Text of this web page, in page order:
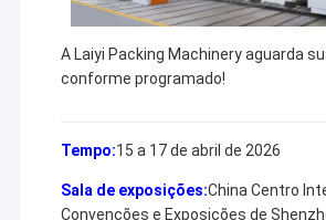
Produtos
Sobre nós
A Laiyi Packing Machinery aguarda
conforme programado!
Tempo:15 a 17 de abril de 2026
Sala de exposições:China Centro
Convenções e Exposições de
A Jiangsu Laiyi Packing Machinery Co.,
2007 e mudou-se para o distrito de
new factory with enlarged scale and
technology has improved its brand